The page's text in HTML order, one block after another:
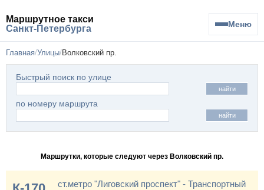
Маршрутное такси
Санкт-Петербурга
Меню
Главная Улицы Волковский пр.
Быстрый поиск по улице
найти
по номеру маршрута
найти
Маршрутки, которые следуют через Волковский пр.
ст.метро "Лиговский проспект" - Транспортный